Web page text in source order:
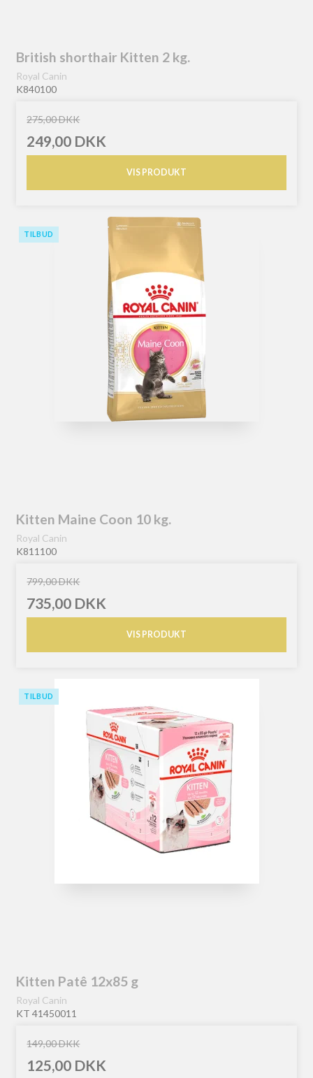
British shorthair Kitten 2 kg.
Royal Canin
K840100
275,00 DKK
249,00 DKK
VIS PRODUKT
TILBUD
Kitten Maine Coon 10 kg.
Royal Canin
K811100
799,00 DKK
735,00 DKK
VIS PRODUKT
TILBUD
Kitten Patê 12x85 g
Royal Canin
KT 41450011
149,00 DKK
125,00 DKK